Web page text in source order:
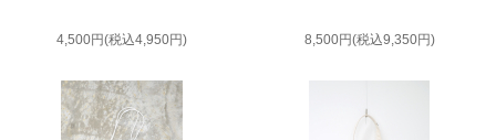
4,500円(税込4,950円) 8,500円(税込9,350円)